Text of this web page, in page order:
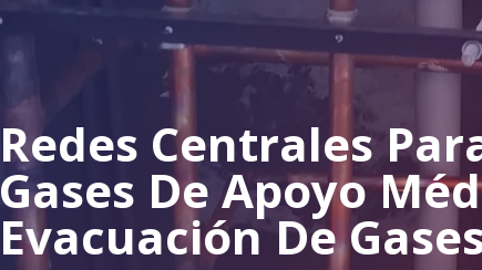
Redes Centrales
Gases De Apoyo
Evacuación De